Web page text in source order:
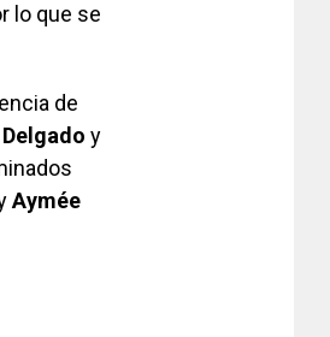
lo que se
de
y
Aymée